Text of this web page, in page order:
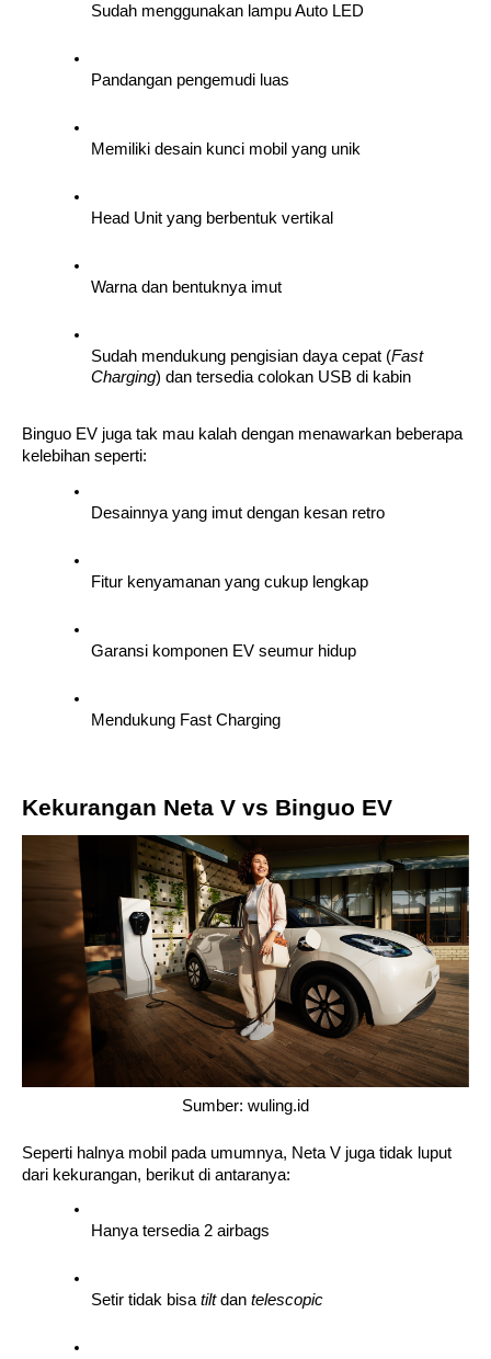
Sudah menggunakan lampu Auto LED
Pandangan pengemudi luas
Memiliki desain kunci mobil yang unik
Head Unit yang berbentuk vertikal
Warna dan bentuknya imut
Sudah mendukung pengisian daya cepat (Fast
Charging) dan tersedia colokan USB di kabin
Binguo EV juga tak mau kalah dengan menawarkan beberapa
kelebihan seperti:
Desainnya yang imut dengan kesan retro
Fitur kenyamanan yang cukup lengkap
Garansi komponen EV seumur hidup
Mendukung Fast Charging
Kekurangan Neta V vs Binguo EV
Sumber: wuling.id
Seperti halnya mobil pada umumnya, Neta V juga tidak luput
dari kekurangan, berikut di antaranya:
Hanya tersedia 2 airbags
Setir tidak bisa tilt dan telescopic